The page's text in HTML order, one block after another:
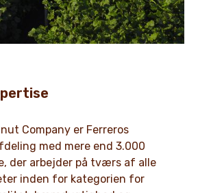
Company er Ferreros
med mere end 3.000
der arbejder på tværs af alle
inden for kategorien for